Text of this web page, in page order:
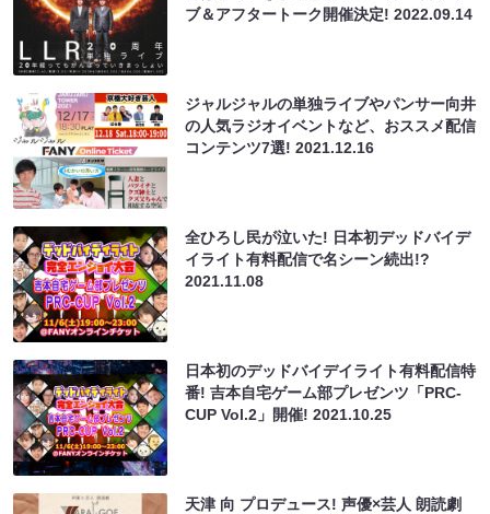
ブ＆アフタートーク開催決定!2022.09.14
ジャルジャルの単独ライブやパンサー向井
の人気ラジオイベントなど、おススメ配信
コンテンツ7選!2021.12.16
全ひろし民が泣いた! 日本初デッドバイデ
イライト有料配信で名シーン続出!?
2021.11.08
日本初のデッドバイデイライト有料配信特
番! 吉本自宅ゲーム部プレゼンツ「PRC-
CUP Vol.2」開催!2021.10.25
天津 向 プロデュース! 声優×芸人 朗読劇